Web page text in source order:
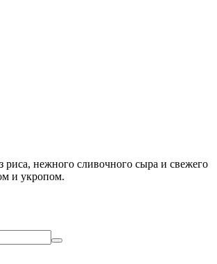
риса, нежного сливочного сыра и свежего
и укропом.